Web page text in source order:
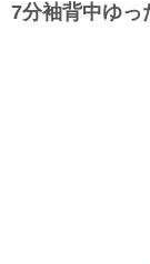
7分袖背中ゆっ